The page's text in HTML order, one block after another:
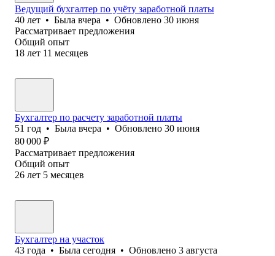
Ведущий бухгалтер по учёту заработной платы
40 лет • Была вчера • Обновлено 30 июня
Рассматривает предложения
Общий опыт
18 лет 11 месяцев
Бухгалтер по расчету заработной платы
51 год • Была вчера • Обновлено 30 июня
80 000 ₽
Рассматривает предложения
Общий опыт
26 лет 5 месяцев
Бухгалтер на участок
43 года • Была сегодня • Обновлено 3 августа